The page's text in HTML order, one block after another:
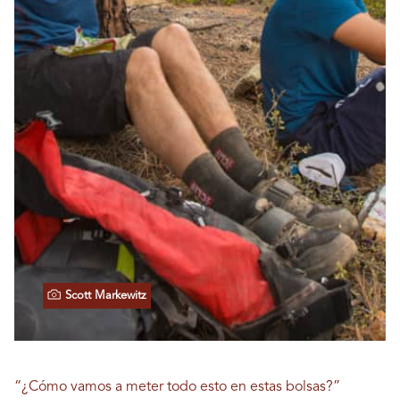
Scott Markewitz
“¿Cómo vamos a meter todo esto en estas bolsas?”